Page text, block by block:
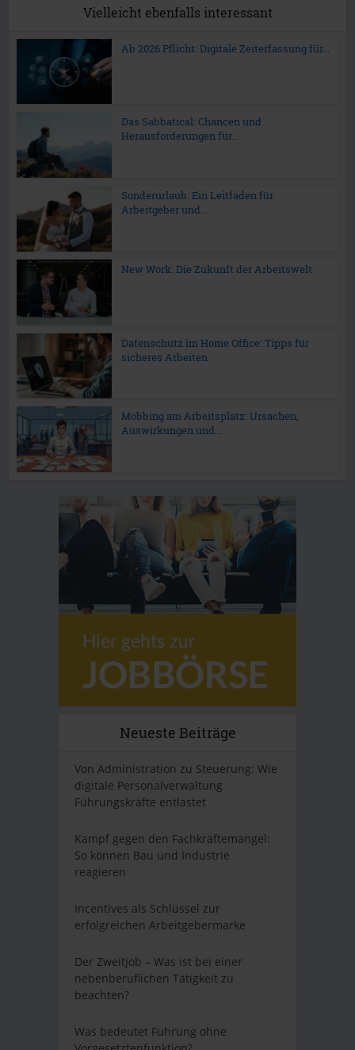
Vielleicht ebenfalls interessant
Ab 2026 Pflicht: Digitale Zeiterfassung für...
Das Sabbatical: Chancen und
Herausforderungen für...
Sonderurlaub: Ein Leitfaden für
Arbeitgeber und...
New Work: Die Zukunft der Arbeitswelt
Datenschutz im Home Office: Tipps für
sicheres Arbeiten
Mobbing am Arbeitsplatz: Ursachen,
Auswirkungen und...
Neueste Beiträge
Von Administration zu Steuerung: Wie
digitale Personalverwaltung
Führungskräfte entlastet
Kampf gegen den Fachkräftemangel:
So können Bau und Industrie
reagieren
Incentives als Schlüssel zur
erfolgreichen Arbeitgebermarke
Der Zweitjob – Was ist bei einer
nebenberuflichen Tätigkeit zu
beachten?
Was bedeutet Führung ohne